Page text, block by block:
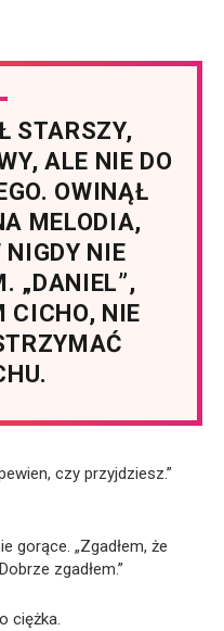
STARSZY,
ALE NIE DO
OWINĄŁ
MELODIA,
NIGDY NIE
„DANIEL”,
CICHO, NIE
czy przyjdziesz.”
gorące. „Zgadłem, że
zgadłem.”
ciężka.